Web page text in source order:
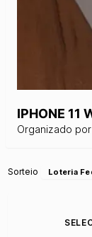
IPHONE 11
Organizado por
Sorteio Loteria